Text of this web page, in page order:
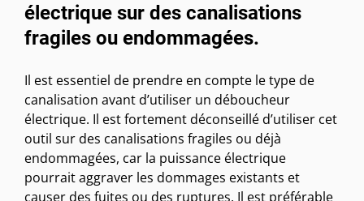
électrique sur des canalisations
fragiles ou endommagées.
Il est essentiel de prendre en compte le type de
canalisation avant d’utiliser un déboucheur
électrique. Il est fortement déconseillé d’utiliser cet
outil sur des canalisations fragiles ou déjà
endommagées, car la puissance électrique
pourrait aggraver les dommages existants et
causer des fuites ou des ruptures. Il est préférable